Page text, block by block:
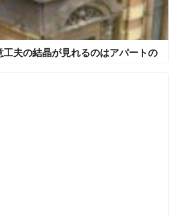
工夫の結晶が見れるのはアパートの